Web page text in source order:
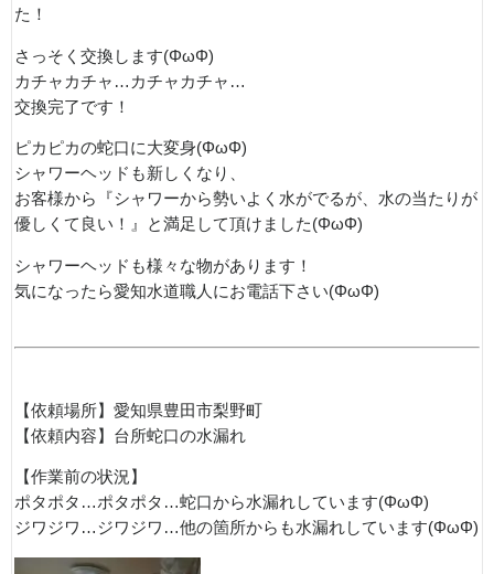
た！
さっそく交換します(ΦωΦ)
カチャカチャ…カチャカチャ…
交換完了です！
ピカピカの蛇口に大変身(ΦωΦ)
シャワーヘッドも新しくなり、
お客様から『シャワーから勢いよく水がでるが、水の当たりが
優しくて良い！』と満足して頂けました(ΦωΦ)
シャワーヘッドも様々な物があります！
気になったら愛知水道職人にお電話下さい(ΦωΦ)
【依頼場所】愛知県豊田市梨野町
【依頼内容】台所蛇口の水漏れ
【作業前の状況】
ポタポタ…ポタポタ…蛇口から水漏れしています(ΦωΦ)
ジワジワ…ジワジワ…他の箇所からも水漏れしています(ΦωΦ)